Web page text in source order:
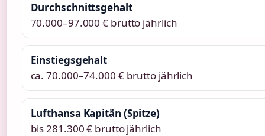
Durchschnittsgehalt
70.000–97.000 € brutto jährlich
Einstiegsgehalt
ca. 70.000–74.000 € brutto jährlich
Lufthansa Kapitän (Spitze)
bis 281.300 € brutto jährlich